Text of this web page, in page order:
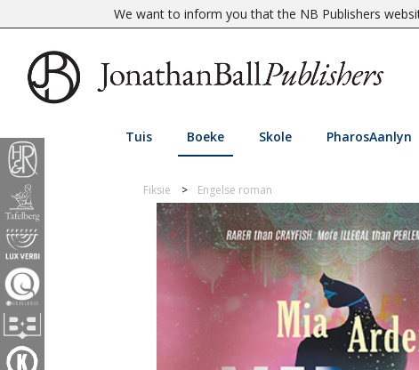
We want to inform you that the NB Publishers
Tuis Boeke Skole PharosAanlyn
Fiksie Engelse roman